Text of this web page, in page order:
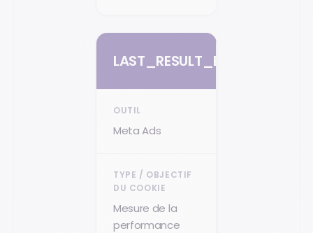
LAST_RESULT_ENTRY_KEY
Meta Ads
Mesure de la
performance